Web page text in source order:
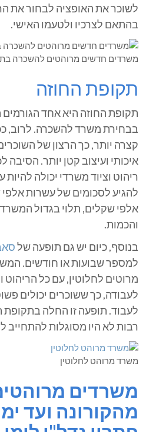
לשוכר את האופציה לבחור את
בהתאם לצרכיו ולטעמו האישי.
משרדים חדשים מרוהטים להשכרה
תקופת החוזה
תקופת החוזה היא אחד
בבחירת משרד להשכרה. לרוב,
קצרה יותר, כך הרצון של
איכותי ועיצוב קטן יותר. הסיבה
ריהוט וציוד משרדי יכולה להיות
להגיע לסכומים של עשרות
אלפי שקלים, תלוי בגדול
והכמות.
בנוסף, כיום יש גם תופעה של
למספר שבועות או חודשים.
מרוטים לחלוטין, עם כל הריהוט
לעבודה, כך ששוכרים יכולים
לעבוד. תופעה זו החלה בתקופת
רבות לא היו מסוגלות להתחייב
משרד מרוהט לחלוטין
משרדים
מהקורונה ועד